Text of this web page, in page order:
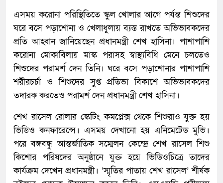
এসময় করোনা পরিস্থিতিতে স্কুল খোলার আগে পর্যন্ত শিশুদের
ঘরে বসে পড়াশোনা ও খেলাধুলায় ব্যস্ত রাখতে অভিভাবকদের
প্রতি আহ্বান জানিয়েছেন প্রধানমন্ত্রী শেখ হাসিনা। পাশাপাশি
করোনা মোকাবিলায় মাস্ক পরাসহ স্বাস্থ্যবিধি মেনে চলতেও
শিশুদের পরামর্শ দেন তিনি। ঘরে বসে পড়াশোনার পাশাপাশি
শরীরচর্চা ও শিশুদের সুপ্ত প্রতিভা বিকাশে অভিভাবকদের
তদারক করতেও পরামর্শ দেন প্রধানমন্ত্রী শেখ হাসিনা।
শেখ রাসেল রোলার স্কেটিং কমপ্লেক্স থেকে শিশুরাও যুক্ত হয়
ভিডিও কনফারেন্সে। এসময় দেখানো হয় এনিমেটেড মুভি।
পরে বঙ্গবন্ধু আন্তর্জাতিক সম্মেলন কেন্দ্রে শেখ রাসেল শিশু
কিশোর পরিষদের অনুষ্ঠানে যুক্ত হয়ে ভিডিওচিত্রে তাদের
কার্যক্রম দেখেন প্রধানমন্ত্রী। ‘স্মৃতির পাতায় শেখ রাসেল’ শীর্ষক